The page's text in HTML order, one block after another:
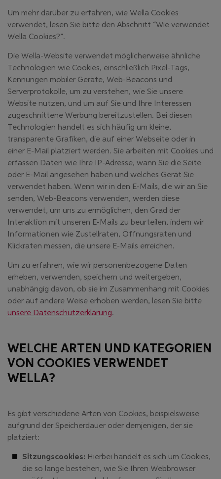
Um mehr darüber zu erfahren, wie Wella Cookies
verwendet, lesen Sie bitte den Abschnitt “Wie verwendet
Wella Cookies?”.
Die Wella-Website verwendet möglicherweise ähnliche
Technologien wie Cookies, einschließlich Pixel-Tags,
Kennungen mobiler Geräte, Web-Beacons und
Serverprotokolle, um zu verstehen, wie Sie unsere
Website nutzen, und um auf Sie und Ihre Interessen
zugeschnittene Werbung bereitzustellen. Bei diesen
Technologien handelt es sich häufig um kleine,
transparente Grafiken, die auf einer Webseite oder in
einer E-Mail platziert werden. Sie arbeiten mit Cookies und
erfassen Daten wie Ihre IP-Adresse, wann Sie die Seite
oder E-Mail angesehen haben und welches Gerät Sie
verwendet haben. Wenn wir in den E-Mails, die wir an Sie
senden, Web-Beacons verwenden, werden diese
verwendet, um uns zu ermöglichen, den Grad der
Interaktion mit unseren E-Mails zu beurteilen, indem wir
Informationen wie Zustellraten, Öffnungsraten und
Klickraten messen, die unsere E-Mails erreichen.
Um zu erfahren, wie wir personenbezogene Daten
erheben, verwenden, speichern und weitergeben,
unabhängig davon, ob sie im Zusammenhang mit Cookies
oder auf andere Weise erhoben werden, lesen Sie bitte
unsere Datenschutzerklärung.
WELCHE ARTEN UND KATEGORIEN
VON COOKIES VERWENDET
WELLA?
Es gibt verschiedene Arten von Cookies, beispielsweise
aufgrund der Speicherdauer oder demjenigen, der sie
platziert:
Sitzungscookies: Hierbei handelt es sich um Cookies,
die so lange bestehen, wie Sie Ihren Webbrowser